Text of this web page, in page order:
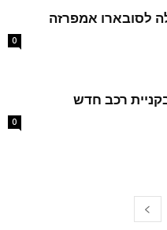
לסובארו אמפרזה
0
רכב חדש
0